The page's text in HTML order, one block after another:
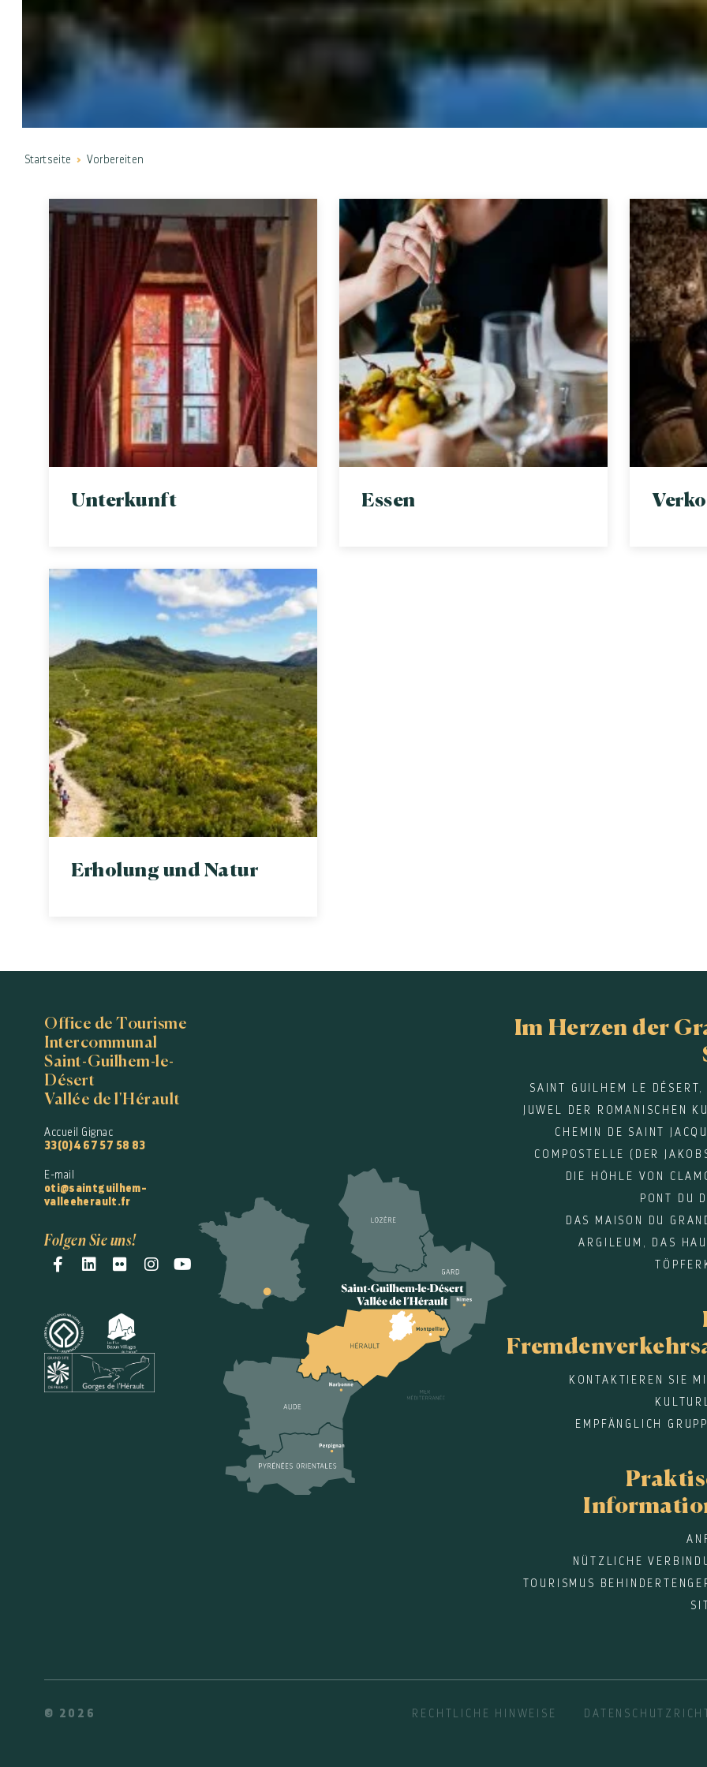
Startseite Vorbereiten
Unterkunft Essen
Erholung und Natur
Office de Tourisme
Intercommunal
Saint-Guilhem-le-
Désert
Vallée de l'Hérault
Accueil Gignac
33(0)4 67 57 58 83
E-mail
oti@saintguilhem-
valleeherault.fr
Folgen Sie uns!
Im Herzen der
SAINT GUILHEM LE DÉSERT,
JUWEL DER ROMANISCHEN
CHEMIN DE SAINT
COMPOSTELLE (DER
DIE HÖHLE VON
PONT DU
DAS MAISON DU
ARGILEUM, DAS
KONTAKTIEREN SIE
EMPFÄNGLICH
NÜTZLICHE
TOURISMUS
© 2026 RECHTLICHE HINWEISE